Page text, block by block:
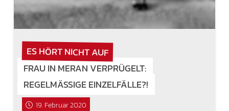
ES HÖRT NICHT AUF
FRAU IN MERAN VERPRÜGELT:
REGELMÄSSIGE EINZELFÄLLE?!
19. Februar 2020